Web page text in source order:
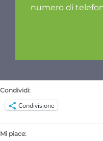
numero di
Condividi:
Condivisione
Mi piace: